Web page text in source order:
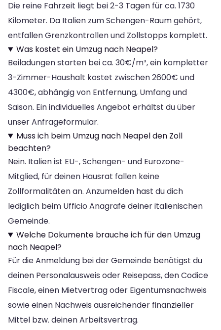
Die reine Fahrzeit liegt bei 2-3 Tagen für ca. 1730
Kilometer. Da Italien zum Schengen-Raum gehört,
entfallen Grenzkontrollen und Zollstopps komplett.
Was kostet ein Umzug nach Neapel?
Beiladungen starten bei ca. 30€/m³, ein kompletter
3-Zimmer-Haushalt kostet zwischen 2600€ und
4300€, abhängig von Entfernung, Umfang und
Saison. Ein individuelles Angebot erhältst du über
unser Anfrageformular.
Muss ich beim Umzug nach Neapel den Zoll
beachten?
Nein. Italien ist EU-, Schengen- und Eurozone-
Mitglied, für deinen Hausrat fallen keine
Zollformalitäten an. Anzumelden hast du dich
lediglich beim Ufficio Anagrafe deiner italienischen
Gemeinde.
Welche Dokumente brauche ich für den Umzug
nach Neapel?
Für die Anmeldung bei der Gemeinde benötigst du
deinen Personalausweis oder Reisepass, den Codice
Fiscale, einen Mietvertrag oder Eigentumsnachweis
sowie einen Nachweis ausreichender finanzieller
Mittel bzw. deinen Arbeitsvertrag.